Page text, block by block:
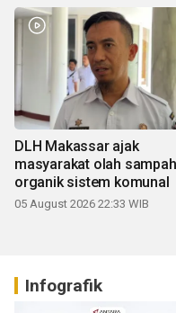
DLH Makassar ajak
masyarakat olah sampah
organik sistem komunal
05 August 2026 22:33 WIB
Infografik